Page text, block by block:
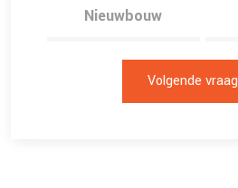
Nieuwbouw
Volgende vraag
0
5